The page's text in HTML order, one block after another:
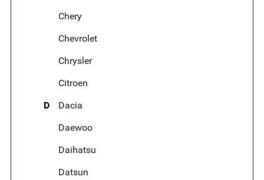
Chery
Chevrolet
Chrysler
Citroen
D
Dacia
Daewoo
Daihatsu
Datsun